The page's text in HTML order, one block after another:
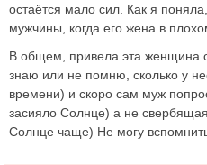
остаётся мало сил. Как я
мужчины, когда его жена в
В общем, привела эта женщина
знаю или не помню, сколько у
времени) и скоро сам муж
засияло Солнце) а не
Солнце чаще) Не могу вспомнить